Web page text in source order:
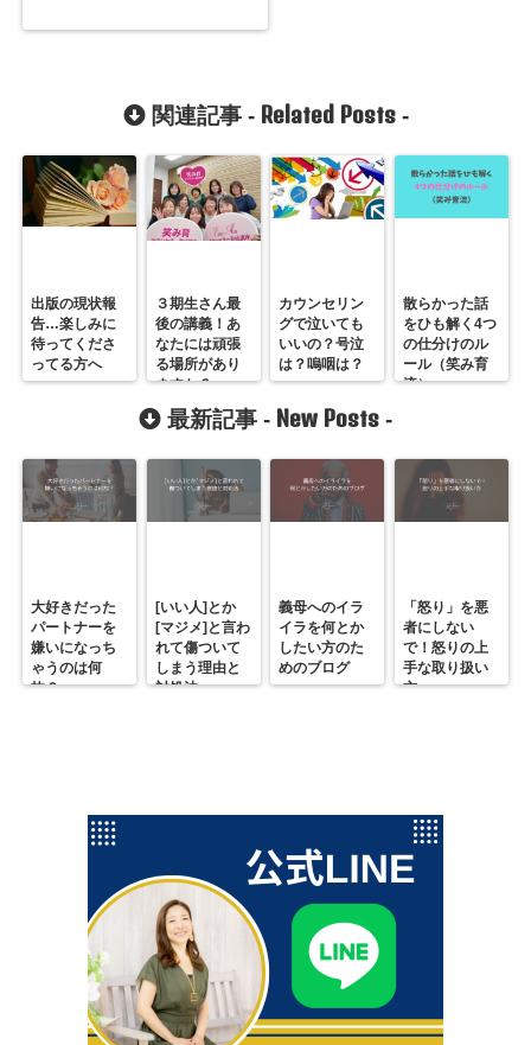
関連記事 - Related Posts-
出版の現状報
告…楽しみに
待ってくださ
ってる方へ
３期生さん最
後の講義！あ
なたには頑張
る場所があり
ますか？
カウンセリン
グで泣いても
いいの？号泣
は？嗚咽は？
散らかった話
をひも解く4つ
の仕分けのル
ール（笑み育
流）
最新記事 - New Posts -
大好きだった
パートナーを
嫌いになっち
ゃうのは何
故？
[いい人]とか
[マジメ]と言わ
れて傷ついて
しまう理由と
対処法
義母へのイラ
イラを何とか
したい方のた
めのブログ
「怒り」を悪
者にしない
で！怒りの上
手な取り扱い
方